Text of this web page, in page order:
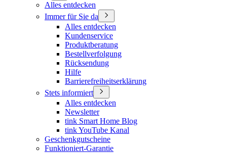
Alles entdecken
Immer für Sie da
Alles entdecken
Kundenservice
Produktberatung
Bestellverfolgung
Rücksendung
Hilfe
Barrierefreiheitserklärung
Stets informiert
Alles entdecken
Newsletter
tink Smart Home Blog
tink YouTube Kanal
Geschenkgutscheine
Funktioniert-Garantie